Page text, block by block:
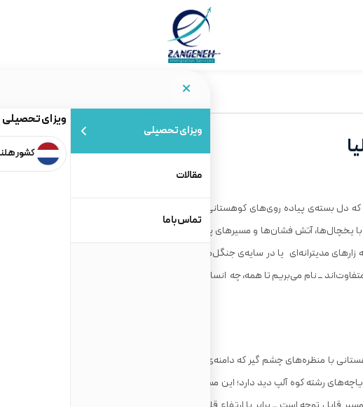
ویزای تحصیلی
مقالات
تماس با ما
ویزای تحصیلی
کشور
دل ‌بسته‌ی پیاده ‌روی‌های کوهستانی‌اند و تجربه‌ای فراموش ‌نشدنی را جستجو
با یخچال‌ها، آتش ‌فشان‌ها و مسیرهای پرپیچ‌ و تاب با چشم‌ اندازِ دریا؛ هم ‌مسیر با
مدیترانه‌ای یا در سایه‌ی جنگل‌های پرفرازونشیب. در ادامه از چندین مسیر
ــ نام می‌بریم تا همه، چه انسان‌های خبره و چه ناآموختگان، بتوانند از این
با منظره‌های چشم‌ گیر که دامنه‌ی جلویی گران پارادیزو، میان دره‌ی آئوستا و
رشته ‌کوه آلپ دید دارد؛ این مسیر همچین در مسیر حرکت بزهای کوهی و